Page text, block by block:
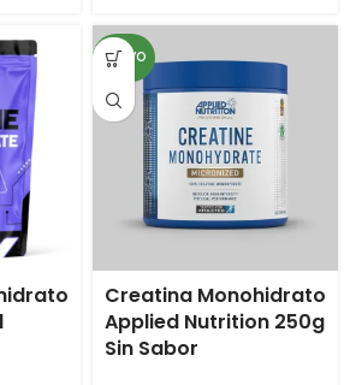
NUEVO
Creatina Monohidrato
Applied Nutrition 250g
Sin Sabor